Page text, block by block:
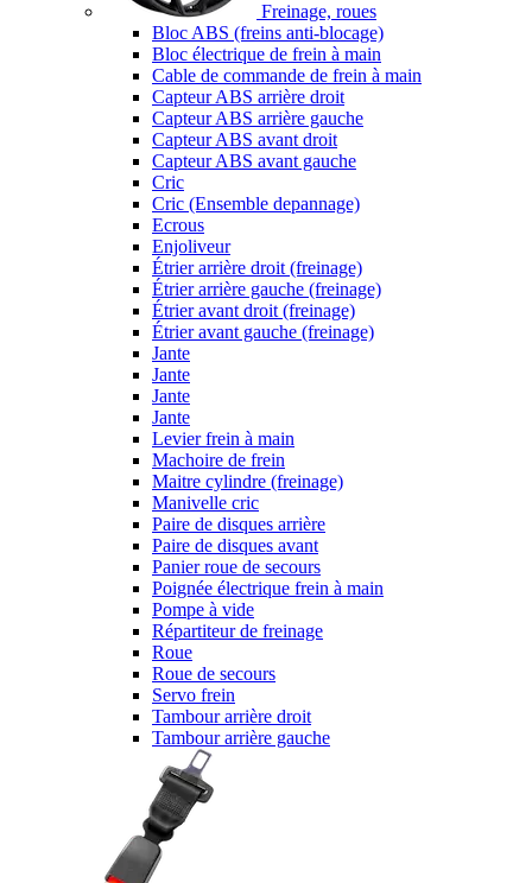
Freinage, roues
Bloc ABS (freins anti-blocage)
Bloc électrique de frein à main
Cable de commande de frein à main
Capteur ABS arrière droit
Capteur ABS arrière gauche
Capteur ABS avant droit
Capteur ABS avant gauche
Cric
Cric (Ensemble depannage)
Ecrous
Enjoliveur
Étrier arrière droit (freinage)
Étrier arrière gauche (freinage)
Étrier avant droit (freinage)
Étrier avant gauche (freinage)
Jante
Jante
Jante
Jante
Levier frein à main
Machoire de frein
Maitre cylindre (freinage)
Manivelle cric
Paire de disques arrière
Paire de disques avant
Panier roue de secours
Poignée électrique frein à main
Pompe à vide
Répartiteur de freinage
Roue
Roue de secours
Servo frein
Tambour arrière droit
Tambour arrière gauche